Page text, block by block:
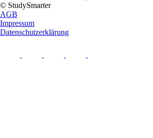
© StudySmarter
AGB
Impressum
Datenschutzerklärung